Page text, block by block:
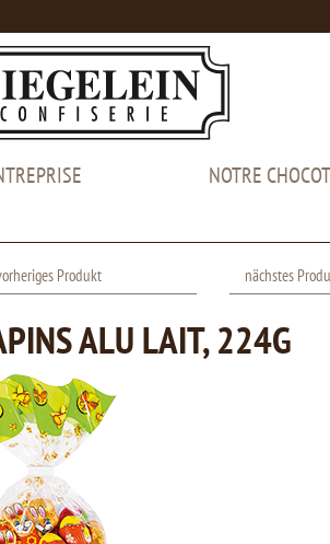
NOTRE
Produkt nächstes
ALU LAIT, 224G